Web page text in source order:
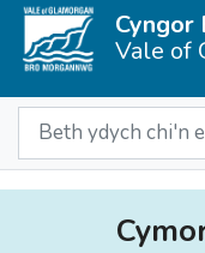
Cyngor
Vale of